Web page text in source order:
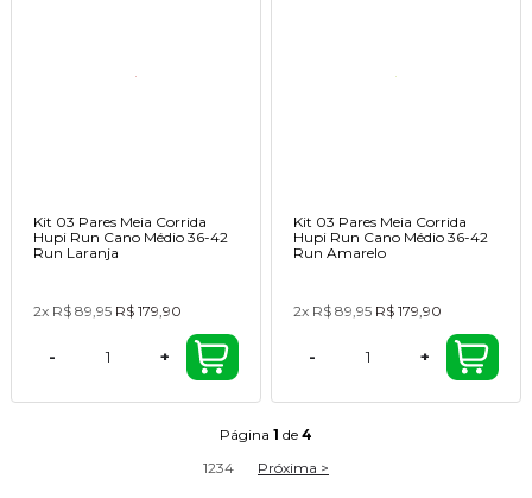
Kit 03 Pares Meia Corrida
Hupi Run Cano Médio 36-42
Run Laranja
2x R$ 89,95 R$ 179,90
- +
Kit 03 Pares Meia Corrida
Hupi Run Cano Médio 36-42
Run Amarelo
2x R$ 89,95 R$ 179,90
- +
Página 1 de 4
1234 Próxima >